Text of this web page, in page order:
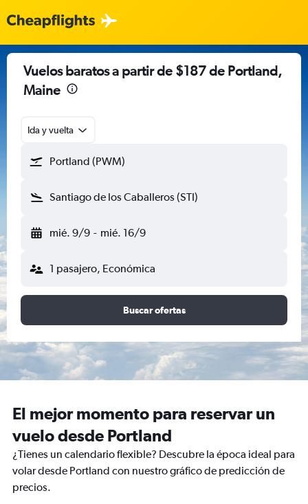
Vuelos baratos a partir de $187 de Portland,
Maine
Ida y vuelta
Portland (PWM)
Santiago de los Caballeros (STI)
mié. 9/9 - mié. 16/9
1 pasajero, Económica
Buscar ofertas
El mejor momento para reservar un
vuelo desde Portland
¿Tienes un calendario flexible? Descubre la época ideal para
volar desde Portland con nuestro gráfico de predicción de
precios.